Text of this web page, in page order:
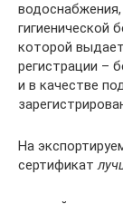
гигиенической
которой
регистрации –
и в качестве
На
сертификат